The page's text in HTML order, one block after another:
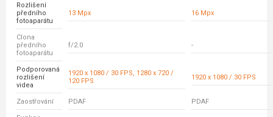
Rozlišení
předního
fotoaparátu
13 Mpx 16 Mpx
Clona
předního
fotoaparátu
f/2.0 -
Podporovaná
rozlišení
videa
1920 x 1080 / 30 FPS, 1280 x 720 /
120 FPS
1920 x 1080 / 30 FPS
Zaostřování PDAF PDAF